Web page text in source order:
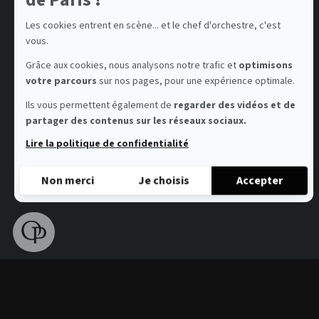
Les cookies entrent en scène... et le chef d'orchestre, c'est
vous.
Grâce aux cookies, nous analysons notre trafic et optimisons
votre parcours sur nos pages, pour une expérience optimale.
Ils vous permettent également de regarder des vidéos et de
partager des contenus sur les réseaux sociaux.
Lire la politique de confidentialité
Non merci Je choisis Accepter
Axeptio consent
Plateforme de Gestion du Consentement : Personnalisez
Notre plateforme vous permet d'adapter et de gérer vos